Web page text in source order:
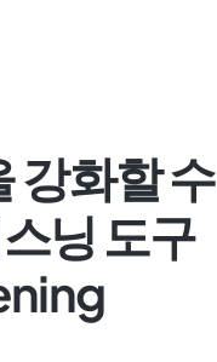
강화할 수
닝 도구